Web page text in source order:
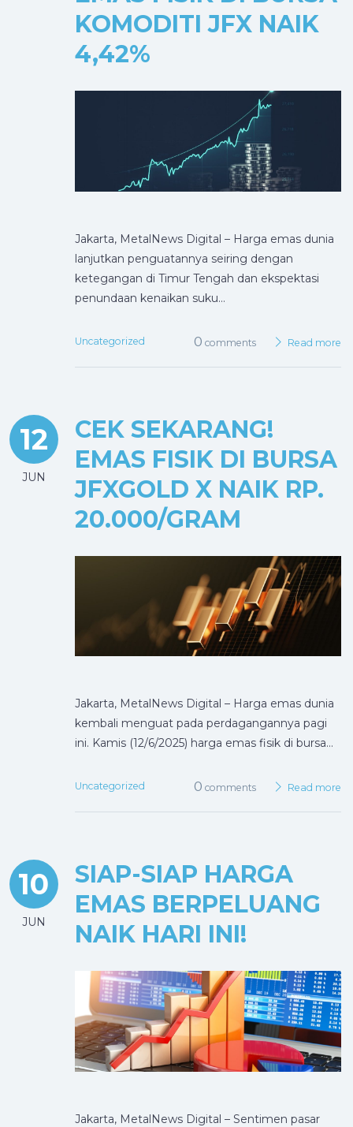
KOMODITI JFX NAIK
4,42%
Jakarta, MetalNews Digital – Harga emas dunia
lanjutkan penguatannya seiring dengan
ketegangan di Timur Tengah dan ekspektasi
penundaan kenaikan suku…
Uncategorized 0 comments Read more
12
JUN
CEK SEKARANG!
EMAS FISIK DI BURSA
JFXGOLD X NAIK RP.
20.000/GRAM
Jakarta, MetalNews Digital – Harga emas dunia
kembali menguat pada perdagangannya pagi
ini. Kamis (12/6/2025) harga emas fisik di bursa…
Uncategorized 0 comments Read more
10
JUN
SIAP-SIAP HARGA
EMAS BERPELUANG
NAIK HARI INI!
Jakarta, MetalNews Digital – Sentimen pasar